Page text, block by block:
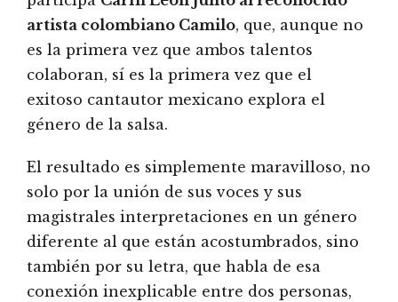
artista colombiano Camilo, que, aunque no
es la primera vez que ambos talentos
colaboran, sí es la primera vez que el
exitoso cantautor mexicano explora el
género de la salsa.
El resultado es simplemente maravilloso, no
solo por la unión de sus voces y sus
magistrales interpretaciones en un género
diferente al que están acostumbrados, sino
también por su letra, que habla de esa
conexión inexplicable entre dos personas,